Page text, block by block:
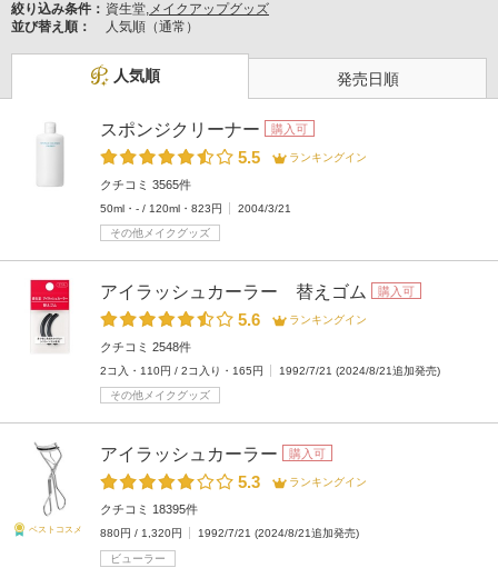
絞り込み条件： 資生堂,メイクアップグッズ
並び替え順：
人気順（通常）
人気順 発売日順
スポンジクリーナー 購入可
5.5 ランキングイン
クチコミ 3565件
50ml・- / 120ml・823円
2004/3/21
その他メイクグッズ
アイラッシュカーラー 替えゴム 購入可
5.6 ランキングイン
クチコミ 2548件
2コ入・110円 / 2コ入り・165円
1992/7/21 (2024/8/21追加発売)
その他メイクグッズ
ベストコスメ
アイラッシュカーラー 購入可
5.3 ランキングイン
クチコミ 18395件
880円 / 1,320円 1992/7/21 (2024/8/21追加発売)
ビューラー